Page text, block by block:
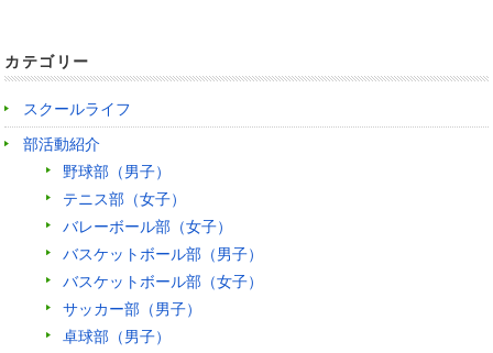
カテゴリー
スクールライフ
部活動紹介
野球部（男子）
テニス部（女子）
バレーボール部（女子）
バスケットボール部（男子）
バスケットボール部（女子）
サッカー部（男子）
卓球部（男子）